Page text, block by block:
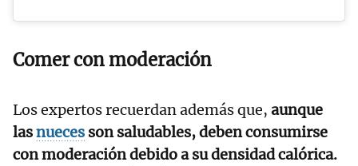
Comer con moderación
Los expertos recuerdan además que, aunque
lasnueces son saludables, deben consumirse
con moderación debido a su densidad calórica.